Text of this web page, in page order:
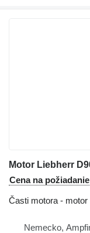
Motor Liebherr
Cena na požiadanie
Časti motora - motor
Nemecko,